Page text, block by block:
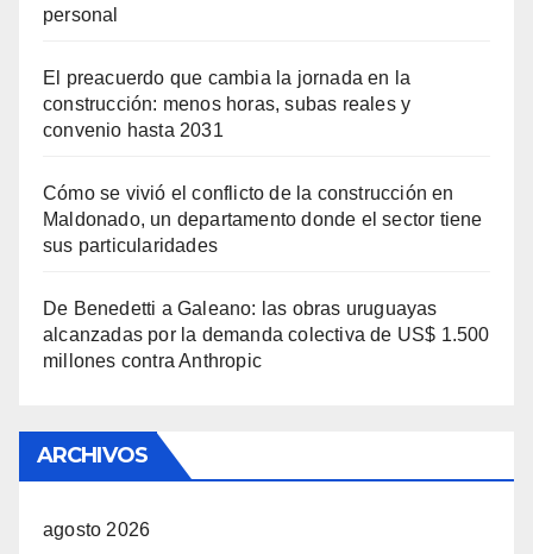
personal
El preacuerdo que cambia la jornada en la
construcción: menos horas, subas reales y
convenio hasta 2031
Cómo se vivió el conflicto de la construcción en
Maldonado, un departamento donde el sector tiene
sus particularidades
De Benedetti a Galeano: las obras uruguayas
alcanzadas por la demanda colectiva de US$ 1.500
millones contra Anthropic
ARCHIVOS
agosto 2026